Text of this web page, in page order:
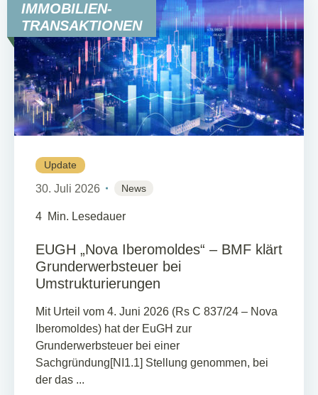
IMMOBILIEN-
TRANSAKTIONEN
Update
30. Juli 2026 News
4 Min. Lesedauer
EUGH „Nova Iberomoldes“ – BMF klärt
Grunderwerbsteuer bei
Umstrukturierungen
Mit Urteil vom 4. Juni 2026 (Rs C 837/24 – Nova
Iberomoldes) hat der EuGH zur
Grunderwerbsteuer bei einer
Sachgründung[NI1.1] Stellung genommen, bei
der das ...